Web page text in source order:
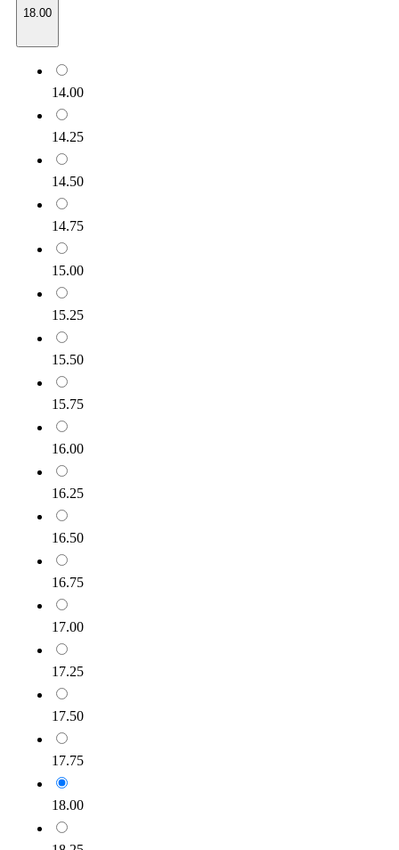
18.00
14.00
14.25
14.50
14.75
15.00
15.25
15.50
15.75
16.00
16.25
16.50
16.75
17.00
17.25
17.50
17.75
18.00